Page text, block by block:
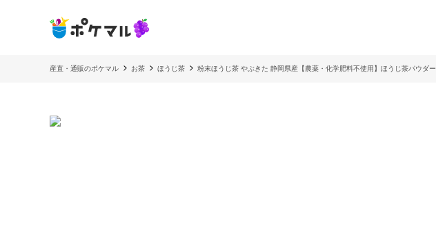
産直・通販のポケマル お茶 ほうじ茶 粉末ほうじ茶 やぶきた 静岡県産【農薬・化学肥料不使用】ほうじ茶パウダー